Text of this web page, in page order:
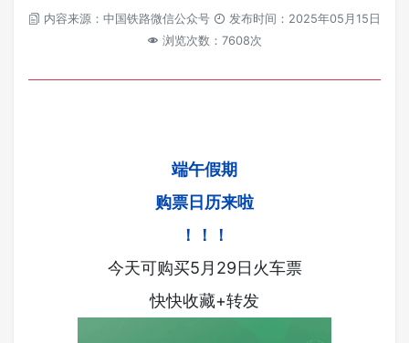
内容来源：中国铁路微信公众号
发布时间：2025年05月15日
浏览次数：7608次
端午假期
购票日历来啦
！！！
今天可购买5月29日火车票
快快收藏+转发